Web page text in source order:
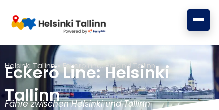
Inhalt
springen
Helsinki Tallinn» Eckerö Line: Helsinki Tallinn
Eckerö Line: Helsinki
Tallinn
Fähre zwischen Helsinki und Tallinn